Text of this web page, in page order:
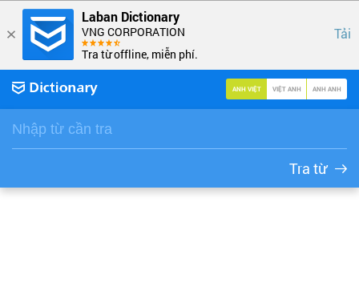
Laban Dictionary
VNG CORPORATION
Tra từ offline, miễn phí.
Tải
ANH VIỆT VIỆT ANH ANH ANH
Tra từ